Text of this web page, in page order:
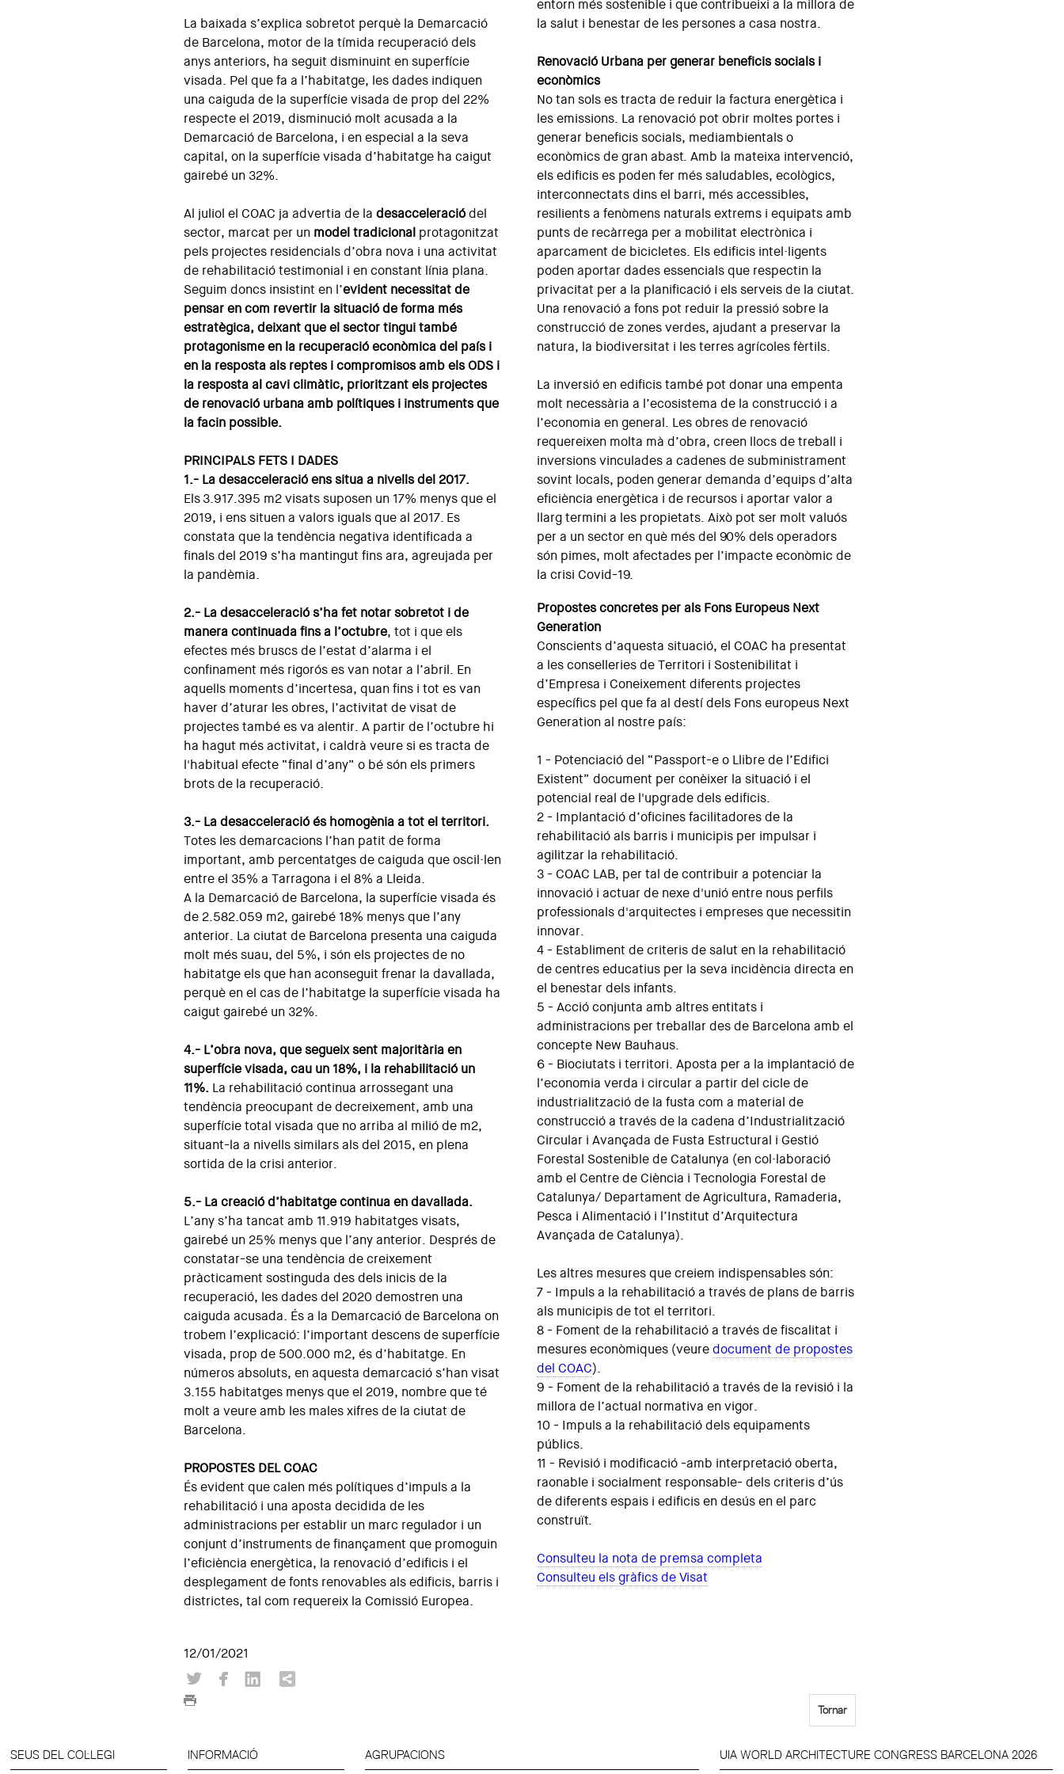
La baixada s’explica sobretot perquè la Demarcació
de Barcelona, motor de la tímida recuperació dels
anys anteriors, ha seguit disminuint en superfície
visada. Pel que fa a l’habitatge, les dades indiquen
una caiguda de la superfície visada de prop del 22%
respecte el 2019, disminució molt acusada a la
Demarcació de Barcelona, i en especial a la seva
capital, on la superfície visada d’habitatge ha caigut
gairebé un 32%.
Al juliol el COAC ja advertia de ladesacceleraciódel
sector, marcat per un model tradicional protagonitzat
pels projectes residencials d’obra nova i una activitat
de rehabilitació testimonial i en constant línia plana.
Seguim doncs insistint en l’evident necessitat de
pensar en com revertir la situació de forma més
estratègica, deixant que el sector tingui també
protagonisme en la recuperació econòmica del país i
en la resposta als reptes i compromisos amb els ODS i
la resposta al cavi climàtic, prioritzant els projectes
de renovació urbana amb polítiques i instruments que
la facin possible.
PRINCIPALS FETS I DADES
1.- La desacceleració ens situa a nivells del 2017.
Els 3.917.395 m2 visats suposen un 17% menys que el
2019, i ens situen a valors iguals que al 2017. Es
constata que la tendència negativa identificada a
finals del 2019 s’ha mantingut fins ara, agreujada per
la pandèmia.
2.- La desacceleració s’ha fet notar sobretot i de
manera continuada fins a l’octubre, tot i que els
efectes més bruscs de l’estat d’alarma i el
confinament més rigorós es van notar a l’abril. En
aquells moments d’incertesa, quan fins i tot es van
haver d’aturar les obres, l’activitat de visat de
projectes també es va alentir. A partir de l’octubre hi
ha hagut més activitat, i caldrà veure si es tracta de
l'habitual efecte “final d’any” o bé són els primers
brots de la recuperació.
3.- La desacceleració és homogènia a tot el territori.
Totes les demarcacions l’han patit de forma
important, amb percentatges de caiguda que oscil·len
entre el 35% a Tarragona i el 8% a Lleida.
A la Demarcació de Barcelona, la superfície visada és
de 2.582.059 m2, gairebé 18% menys que l’any
anterior. La ciutat de Barcelona presenta una caiguda
molt més suau, del 5%, i són els projectes de no
habitatge els que han aconseguit frenar la davallada,
perquè en el cas de l’habitatge la superfície visada ha
caigut gairebé un 32%.
4.- L’obra nova, que segueix sent majoritària en
superfície visada, cau un 18%, i la rehabilitació un
11%. La rehabilitació continua arrossegant una
tendència preocupant de decreixement, amb una
superfície total visada que no arriba al milió de m2,
situant-la a nivells similars als del 2015, en plena
sortida de la crisi anterior.
5.- La creació d’habitatge continua en davallada.
L’any s’ha tancat amb 11.919 habitatges visats,
gairebé un 25% menys que l’any anterior. Després de
constatar-se una tendència de creixement
pràcticament sostinguda des dels inicis de la
recuperació, les dades del 2020 demostren una
caiguda acusada. És a la Demarcació de Barcelona on
trobem l’explicació: l’important descens de superfície
visada, prop de 500.000 m2, és d’habitatge. En
números absoluts, en aquesta demarcació s’han visat
3.155 habitatges menys que el 2019, nombre que té
molt a veure amb les males xifres de la ciutat de
Barcelona.
PROPOSTES DEL COAC
És evident que calen més polítiques d’impuls a la
rehabilitació i una aposta decidida de les
administracions per establir un marc regulador i un
conjunt d’instruments de finançament que promoguin
l’eficiència energètica, la renovació d’edificis i el
desplegament de fonts renovables als edificis, barris i
districtes, tal com requereix la Comissió Europea.
entorn més sostenible i que contribueixi a la millora de
la salut i benestar de les persones a casa nostra.
Renovació Urbana per generar beneficis socials i
econòmics
No tan sols es tracta de reduir la factura energètica i
les emissions. La renovació pot obrir moltes portes i
generar beneficis socials, mediambientals o
econòmics de gran abast. Amb la mateixa intervenció,
els edificis es poden fer més saludables, ecològics,
interconnectats dins el barri, més accessibles,
resilients a fenòmens naturals extrems i equipats amb
punts de recàrrega per a mobilitat electrònica i
aparcament de bicicletes. Els edificis intel·ligents
poden aportar dades essencials que respectin la
privacitat per a la planificació i els serveis de la ciutat.
Una renovació a fons pot reduir la pressió sobre la
construcció de zones verdes, ajudant a preservar la
natura, la biodiversitat i les terres agrícoles fèrtils.
La inversió en edificis també pot donar una empenta
molt necessària a l’ecosistema de la construcció i a
l’economia en general. Les obres de renovació
requereixen molta mà d’obra, creen llocs de treball i
inversions vinculades a cadenes de subministrament
sovint locals, poden generar demanda d’equips d’alta
eficiència energètica i de recursos i aportar valor a
llarg termini a les propietats. Això pot ser molt valuós
per a un sector en què més del 90% dels operadors
són pimes, molt afectades per l’impacte econòmic de
la crisi Covid-19.
Propostes concretes per als Fons Europeus Next
Generation
Conscients d’aquesta situació, el COAC ha presentat
a les conselleries de Territori i Sostenibilitat i
d’Empresa i Coneixement diferents projectes
específics pel que fa al destí dels Fons europeus Next
Generation al nostre país:
1 - Potenciació del “Passport-e o Llibre de l’Edifici
Existent” document per conèixer la situació i el
potencial real de l'upgrade dels edificis.
2 - Implantació d’oficines facilitadores de la
rehabilitació als barris i municipis per impulsar i
agilitzar la rehabilitació.
3 - COAC LAB, per tal de contribuir a potenciar la
innovació i actuar de nexe d'unió entre nous perfils
professionals d'arquitectes i empreses que necessitin
innovar.
4 - Establiment de criteris de salut en la rehabilitació
de centres educatius per la seva incidència directa en
el benestar dels infants.
5 - Acció conjunta amb altres entitats i
administracions per treballar des de Barcelona amb el
concepte New Bauhaus.
6 - Biociutats i territori. Aposta per a la implantació de
l’economia verda i circular a partir del cicle de
industrialització de la fusta com a material de
construcció a través de la cadena d’Industrialització
Circular i Avançada de Fusta Estructural i Gestió
Forestal Sostenible de Catalunya (en col·laboració
amb el Centre de Ciència i Tecnologia Forestal de
Catalunya/ Departament de Agricultura, Ramaderia,
Pesca i Alimentació i l’Institut d’Arquitectura
Avançada de Catalunya).
Les altres mesures que creiem indispensables són:
7 - Impuls a la rehabilitació a través de plans de barris
als municipis de tot el territori.
8 - Foment de la rehabilitació a través de fiscalitat i
mesures econòmiques (veuredocument de propostes
del COAC).
9 - Foment de la rehabilitació a través de la revisió i la
millora de l’actual normativa en vigor.
10 - Impuls a la rehabilitació dels equipaments
públics.
11 - Revisió i modificació -amb interpretació oberta,
raonable i socialment responsable- dels criteris d’ús
de diferents espais i edificis en desús en el parc
construït.
Consulteu la nota de premsa completa
Consulteu els gràfics de Visat
12/01/2021
Tornar
SEUS DEL COL·LEGI INFORMACIÓ AGRUPACIONS UIA WORLD ARCHITECTURE CONGRESS BARCELONA 2026